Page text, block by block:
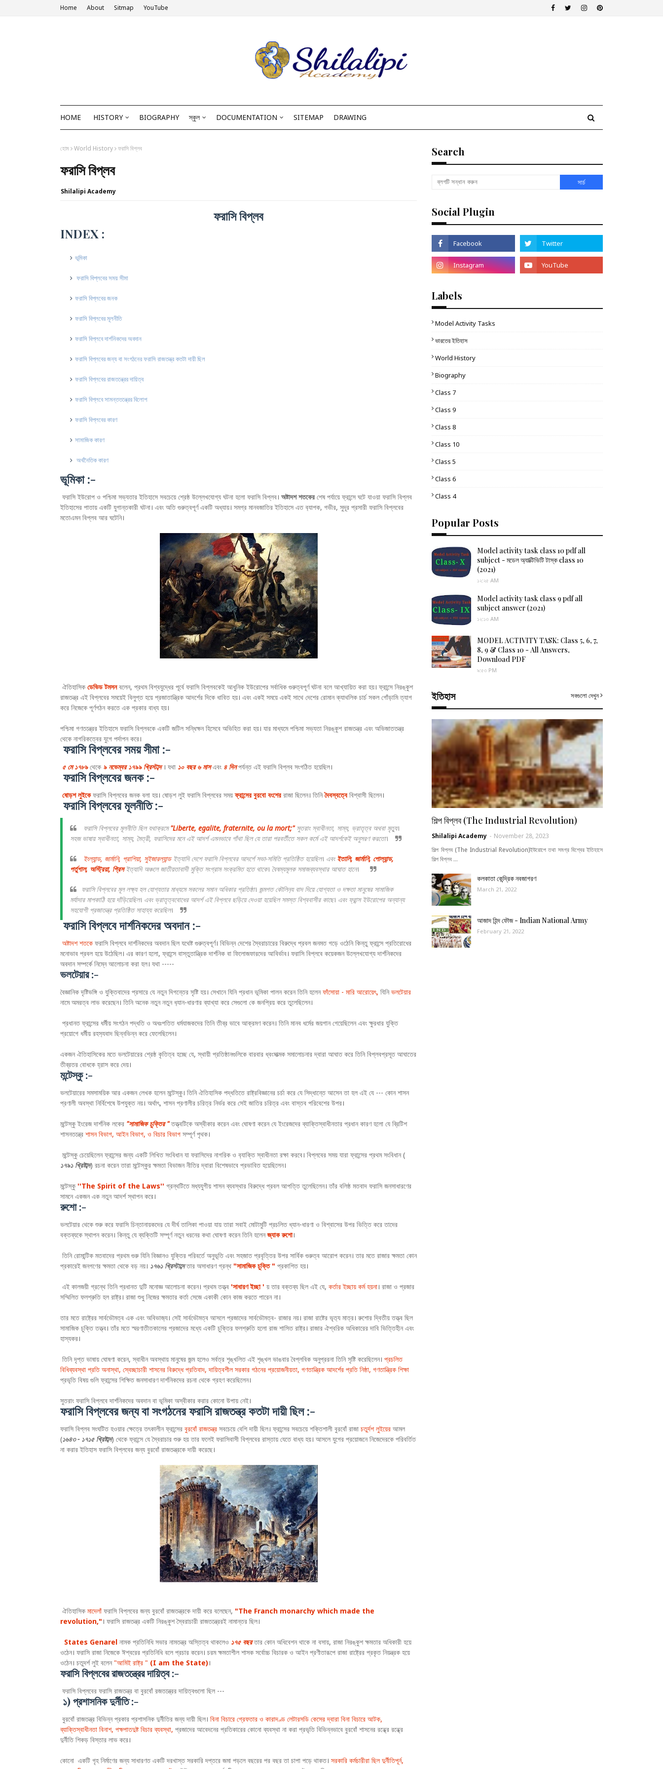
Home About Sitmap YouTube
HOME HISTORY BIOGRAPHY স্কুল DOCUMENTATION SITEMAP DRAWING
হোম World History ফরাসি বিপ্লব
ফরাসি বিপ্লব
Shilalipi Academy
ফরাসি বিপ্লব
INDEX :
ভূমিকা
ফরাসি বিপ্লবের সময় সীমা
ফরাসি বিপ্লবের জনক
ফরাসি বিপ্লবের মূলনীতি
ফরাসি বিপ্লবে দার্শনিকদের অবদান
ফরাসি বিপ্লবের জন্য বা সংগঠনের ফরাসি রাজতন্ত্র কতটা দায়ী ছিল
ফরাসি বিপ্লবের রাজতন্ত্রের দায়িত্ব
ফরাসি বিপ্লবে সামন্ততন্ত্রের বিলোপ
ফরাসি বিপ্লবের কারণ
সামাজিক কারণ
অর্থনৈতিক কারণ
ভূমিকা :-
ফরাসি ইউরোপ ও পশ্চিমা সভ্যতার ইতিহাসে সবচেয়ে শ্রেষ্ঠ উল্লেখযোগ্য ঘটনা হলো ফরাসি বিপ্লব। অষ্টাদশ শতকের শেষ পর্যায়ে ফ্রান্সে ঘটে যাওয়া ফরাসি বিপ্লব
ইতিহাসের পাতায় একটি যুগান্তকারী ঘটনা। এবং অতি গুরুত্বপূর্ণ একটি অধ্যায়। সমগ্র মানবজাতির ইতিহাসে এত ব‍্যাপক, গভীর, সুদূর প্রসারী ফরাসি বিপ্লবের
মতোএমন বিপ্লব আর ঘটেনি।
ঐতিহাসিক ডেভিড টমসনবলেন, প্রথম বিশ্বযুদ্ধের পূর্বে ফরাসি বিপ্লবকেই আধুনিক ইউরোপের সর্বাধিক গুরুত্বপূর্ণ ঘটনা বলে আখ্যায়িত করা হয়। ফ্রান্সে নিরঙ্কুশ
রাজতন্ত্র এই বিপ্লবের সময়েই বিলুপ্ত হয়ে প্রজাতান্ত্রিক আদর্শের দিকে ধাবিত হয়। এবং একই সময়ে একই সাথে দেশের রোমান ক্যাথলিক চার্চ সকল গোঁড়ামি ত্যাগ
করে নিজেকে পূর্ণগঠন করতে এক প্রকার বাধ্য হয়।
পশ্চিমা গণতন্ত্রের ইতিহাসে ফরাসি বিপ্লবকে একটি জটিল সন্ধিক্ষন হিসেবে অভিহিত করা হয়। যার মাধ্যমে পশ্চিমা সভ্যতা নিরঙ্কুশ রাজতন্ত্র এবং অভিজাততন্ত্র
থেকে নাগরিকত্বের যুগে পর্দাপন করে।
ফরাসি বিপ্লবের সময় সীমা :-
৫ মে ১৭৮৯ থেকে ৯ নভেম্বর ১৭৯৯ খ্রিস্টাব্দ । যথা ১০ বছর ৬ মাস এবং ৪ দিন পর্যন্ত এই ফরাসি বিপ্লব সংগঠিত হয়েছিল।
ফরাসি বিপ্লবের জনক :-
ষোড়শ লুইকেফরাসি বিপ্লবের জনক বলা হয়। ষোড়শ লুই ফরাসি বিপ্লবের সময়ফ্রান্সের বুরবো বংশের রাজা ছিলেন। তিনি দৈবস্বত্বে বিশ্বাসী ছিলেন।
ফরাসি বিপ্লবের মূলনীতি :-
ফরাসি বিপ্লবের মূলনীতি ছিল যথাক্রমে"Liberte, egalite, fraternite, ou la mort;" সুতরাং স্বাধীনতা, সাম্য, ভ্রাতৃত্ব অথবা মৃত্যু।
সহজ ভাষায় স্বাধীনতা, সাম্য, মৈত্রী, ফরাসিদের মনে এই আদর্শ এমনভাবে গাঁথা ছিল যে তারা পরবর্তীতে সকল কর্মে এই আদর্শকেই অনুসরণ করতো।
ইংল্যান্ড, জার্মানি, প্রাশিয়া, সুইজারল্যান্ডইত্যাদি দেশে ফরাসি বিপ্লবের আদর্শে সভা-সমিতি প্রতিষ্ঠিত হয়েছিল। এবং ইতালি, জার্মানি, পোল্যান্ড,
পর্তুগাল, অস্ট্রিয়া, গ্রিসইত্যাদি অঞ্চলে জাতীয়তাবাদী মুক্তি সংগ্রাম সংক্রমিত হতে থাকে। বৈষম্যমূলক সমাজব্যবস্থার আঘাত হানে।
ফরাসি বিপ্লবের মূল লক্ষ্য হল যোগ্যতার মাধ্যমে সকলের সমান অধিকার প্রতিষ্ঠা। জন্মগত কৌলিন‍্য বাদ দিয়ে যোগ্যতা ও দক্ষতা মানুষের সামাজিক
মর্যাদার মাপকাঠি হয়ে দাঁড়িয়েছিল। এবং ভ্রাতৃত্ববোধের আদর্শ এই বিপ্লবে ছড়িয়ে দেওয়া হয়েছিল সমস্ত বিশ্ববাসীর কাছে। এবং ফ্রান্স ইউরোপের অন্যান্য
সহযোগী প্রজাতন্ত্র প্রতিষ্ঠিত সাহায্য করেছিল।
ফরাসি বিপ্লবে দার্শনিকদের অবদান :-
অষ্টাদশ শতকে ফরাসি বিপ্লবে দার্শনিকদের অবদান ছিল যথেষ্ট গুরুত্বপূর্ণ। বিভিন্ন দেশের স্বৈরাচারের বিরুদ্ধে প্রবল জনমত গড়ে ওঠেনি কিন্তু ফ্রান্সে প্রতিরোধের
মনোভাব প্রবল হয়ে উঠেছিল। এর কারণ হলো, ফ্রান্সে বাস্তুতান্ত্রিক দার্শনিক বা ফিলোজফারদের আবির্ভাব। ফরাসি বিপ্লবে কয়েকজন উল্লেখযোগ্য দার্শনিকদের
অবদান সম্পর্কে নিম্নে আলোচনা করা হল। যথা -----
ভলটেয়ার :-
বৈজ্ঞানিক দৃষ্টিভঙ্গি ও যুক্তিবাদের প্রসারে যে নতুন দিগন্তের সৃষ্টি হয়। সেখানে যিনি প্রধান ভূমিকা পালন করেন তিনি হলেনফাঁসোয়া - মারি আরোয়েৎ, যিনিভলটেয়ার
নামে অমরত্ব লাভ করেছেন। তিনি অনেক নতুন নতুন ধ‍্যান-ধারণার ব্যাখ্যা করে সেগুলো কে জনপ্রিয় করে তুলেছিলেন।
প্রধানত ফ্রান্সের ধর্মীয় সংগঠন পদ্ধতি ও অধঃপতিত ধর্মযাজকদের তিনি তীব্র ভাবে আক্রমণ করেন। তিনি মানব ধর্মের জয়গান গেয়েছিলেন এবং ক্ষুরধার যুক্তি
প্রয়োগে ধর্মীয় রহস‍্যবাদ ছিন্নভিন্ন করে ফেলেছিলেন।
একজন ঐতিহাসিকের মতে ভলটেয়ারের শ্রেষ্ঠ কৃতিত্ব হচ্ছে যে, স্থায়ী প্রতিষ্ঠানগুলিকে বারবার ধ্বংসাত্মক সমালোচনার দ্বারা আঘাত করে তিনি বিপ্লবপ্রসূত আঘাতের
তীব্রতর বোধকে হ্রাস করে দেয়।
মন্টেস্কু :-
ভলটেয়ারের সমসাময়িক আর একজন লেখক হলেন মন্টেস্কু। তিনি ঐতিহাসিক পদ্ধতিতে রাষ্ট্রবিজ্ঞানের চর্চা করে যে সিদ্ধান্তে আসেন তা হল এই যে --- কোন শাসন
প্রণালী অবস্থা নির্বিশেষে উপযুক্ত নয়। অর্থাৎ, শাসন প্রণালীর চরিত্র নির্ভর করে সেই জাতির চরিত্র এবং বাস্তব পরিবেশের উপর।
মন্টেস্কু ইংরেজ দার্শনিক লকের "সামাজিক চুক্তির " তত্ত্বটিকে অস্বীকার করেন এবং ঘোষণা করেন যে ইংরেজদের ব্যাক্তিস্বাধীনতার প্রধান কারণ হলো যে ব্রিটিশ
শাসনতন্ত্রে শাসন বিভাগ, আইন বিভাগ, ও বিচার বিভাগ সম্পূর্ণ পৃথক।
মন্টেস্কু চেয়েছিলেন ফ্রান্সের জন্য একটি লিখিত সংবিধান যা ফরাসিদের নাগরিক ও ব‍্যাক্তি স্বাধীনতা রক্ষা করবে। বিপ্লবের সময় যারা ফ্রান্সের প্রথম সংবিধান (
১৭৯১ খ্রিষ্টাব্দ) রচনা করেন তারা মন্টেস্কুর ক্ষমতা বিভাজন নীতির দ্বারা বিশেষভাবে প্রভাবিত হয়েছিলেন।
মন্টেস্কু ''The Spirit of the Laws'' গ্রন্থটিতে মধ্যযুগীয় শাসন ব্যবস্থার বিরুদ্ধে প্রবল আপত্তি তুলেছিলেন। তাঁর বলিষ্ঠ মতবাদ ফরাসি জনসাধারণের
সামনে একজন এক নতুন আদর্শ স্থাপন করে।
রুশো :-
ভলটেয়ার থেকে শুরু করে ফরাসি চিন্তানায়কদের যে দীর্ঘ তালিকা পাওয়া যায় তারা সবাই মোটামুটি প্রচলিত ধ্যান-ধারণা ও বিশ্বাসের উপর ভিত্তি করে তাদের
বক্তব্যকে স্থাপন করেন। কিন্তু যে ব্যক্তিটি সম্পূর্ণ নতুন ধরনের কথা ঘোষণা করেন তিনি হলেনজ্যাক রুশো।
তিনি রোমান্টিক মতবাদের প্রথম গুরু যিনি বিজ্ঞানও যুক্তির পরিবর্তে অনুভূতি এবং সহজাত প্রবৃত্তির উপর সার্বিক গুরুত্ব আরোপ করেন। তার মতে রাজার ক্ষমতা কোন
প্রকারেই জনগণের ক্ষমতা থেকে বড় নয়। ১৭৬১ খ্রিস্টাব্দেতার অসাধারণ গ্রন্থ "সামাজিক চুক্তি " প্রকাশিত হয়।
এই কালজয়ী গ্রন্থে তিনি প্রধানত দুটি মনোজ্ঞ আলোচনা করেন। প্রথম তত্ত্ব 'সাধারণ ইচ্ছা ' য় তার বক্তব্য ছিল এই যে, কর্তার ইচ্ছায় কর্ম হয়না। রাজা ও প্রজার
সম্মিলিত ফলশ্রুতি হল রাষ্ট্র। রাজা শুধু নিজের ক্ষমতার কর্তা সেজে একাকী কোন কাজ করতে পারেন না।
তার মতে রাষ্ট্রের সার্বভৌমত্ব এক এবং অবিভাজ‍্য। সেই সার্বভৌমত্ব আসলে প্রজাদের সার্বভৌমত্ব- রাজার নয়। রাজা রাষ্টের ভৃত‍্য মাত্র। রুশোর দ্বিতীয় তত্ত্ব ছিল
সামাজিক চুক্তি তত্ত্ব। তাঁর মতে স্মরণাতীতকালের প্রজাদের মধ্যে একটি চুক্তির ফলশ্রুতি হলো রাজ শাসিত রাষ্ট্র। রাজার ঐশ্বরিক অধিকারের দাবি ভিত্তিহীন এবং
হাস্যকর।
তিনি দৃপ্ত ভাষায় ঘোষণা করেন, স্বাধীন অবস্থায় মানুষের জন্ম হলেও সর্বত্র শৃঙ্খলিত এই শৃঙ্খল ভাঙবার বৈপ্লবিক অনুপ্ররনা তিনি সৃষ্টি করেছিলেন। প্রচলিত
বিধিব্যবস্থা প্রতি অনাস্থা, স্বেচ্ছাচারী শাসনের বিরুদ্ধে প্রতিবাদ, দায়িত্বশীল সরকার গঠনের প্রয়োজনীয়তা, গণতান্ত্রিক আদর্শের প্রতি নিষ্ঠা, গণতান্ত্রিক শিক্ষা
প্রভৃতি বিষয় গুলি ফ্রান্সের শিক্ষিত জনসাধারণ দার্শনিকদের রচনা থেকে গ্রহণ করেছিলেন।
সুতরাং ফরাসি বিপ্লবে দার্শনিকদের অবদান বা ভূমিকা অস্বীকার করার কোনো উপায় নেই।
ফরাসি বিপ্লবের জন্য বা সংগঠনের ফরাসি রাজতন্ত্র কতটা দায়ী ছিল :-
ফরাসি বিপ্লব সংঘটিত হওয়ার ক্ষেত্রে তৎকালীন ফ্রান্সের বুরবোঁ রাজতন্ত্র সবচেয়ে বেশি দায়ী ছিল। ফ্রান্সের সবচেয়ে শক্তিশালী বুরবোঁ রাজা চতুর্দশ লুইয়ের আমল
(১৬৪৩ - ১৭১৫ খ্রিষ্টাব্দ) থেকে ফ্রান্সে যে স্বৈরাচার শুরু হয় তার ফলেই ফরাসিবাসী বিপ্লবের রাস্তায় যেতে বাধ্য হয়। আসলে যুগের প্রয়োজনে নিজেদেরকে পরিবর্তিত
না করার ইতিহাস ফরাসি বিপ্লবের জন্য বুরবোঁ রাজতন্ত্রকে দায়ী করেছে।
ঐতিহাসিক মাদেলাঁ ফরাসি বিপ্লবের জন্য বুরবোঁ রাজতন্ত্রকে দায়ী করে বলেছেন, "The Franch monarchy which made the
revolution," । ফরাসি রাজতন্ত্র একটি নিরঙ্কুশ স্বৈরাচারী রাজতন্ত্রেরই নামান্তর ছিল।
States Genarel নামক প্রতিনিধি সভার নামতন্ত্র অস্তিত্ব থাকলেও ১৭৫ বছর তার কোন অধিবেশন থাকে না বসায়, রাজা নিরঙ্কুশ ক্ষমতার অধিকারী হয়ে
ওঠেন। ফরাসি রাজা নিজেকে ঈশ্বরের প্রতিনিধি বলে প্রচার করেন। চরম ক্ষমতাশীল শাসক সর্বোচ্চ বিচারক ও আইন প্রণীতারূপে রাজা রাষ্ট্রের প্রকৃত নিয়ন্ত্রক হয়ে
ওঠেন। চতুদর্শ লুই বলেন "আমিই রাষ্ট্র " (I am the State)।
ফরাসি বিপ্লবের রাজতন্ত্রের দায়িত্ব :-
ফরাসি বিপ্লবের ফরাসি রাজতন্ত্র বা বুরবোঁ রজতন্ত্রের দায়িত্বগুলো ছিল ---
১) প্রশাসনিক দুর্নীতি :-
বুরবোঁ রাজতন্ত্র বিভিন্ন প্রকার প্রশাসনিক দুর্নীতির জন্য দায়ী ছিল। বিনা বিচারে গ্রেফতার ও কারাদণ্ড লেটারসডি কেসের দ্বারা বিনা বিচারে আটক,
ব্যাক্তিস্বাধীনতা বিনাশ, পক্ষপাতদুষ্ট বিচার ব্যবস্থা, প্রজাদের আবেদনের প্রতিকারের কোনো ব্যবস্থা না করা প্রভৃতি বিভিন্নভাবে বুরবোঁ শাসনের রন্ধ্রে রন্ধ্রে
দুর্নীতি শিকড় বিস্তার লাভ করে।
কোনো একটি গৃহ নির্মাণের জন্য সাধারণত একটি দরখাস্ত সরকারি দপ্তরে জমা পড়লে বছরের পর বছর তা চাপা পড়ে থাকত। সরকারি কর্মচারীরা ছিল দুর্নীতিপূর্ন,
Search
Social Plugin
Labels
Model Activity Tasks
ভারতের ইতিহাস
World History
Biography
Class 7
Class 9
Class 8
Class 10
Class 5
Class 6
Class 4
Popular Posts
Model activity task class 10 pdf all
subject - মডেল অ্যাক্টিভিটি টাস্ক class 10
(2021)
১২:২৫ AM
Model activity task class 9 pdf all
subject answer (2021)
১২:১৩ AM
MODEL ACTIVITY TASK: Class 5, 6, 7,
8, 9 & Class 10 - All Answers,
Download PDF
৯:৫৩ PM
ইতিহাস সবগুলো দেখুন
শিল্প বিপ্লব (The Industrial Revolution)
Shilalipi Academy - November 28, 2023
শিল্প বিপ্লব (The Industrial Revolution)ইউরোপে তথা সমগ্র বিশ্বের ইতিহাসে
শিল্প বিপ্লব …
কলকাতা কেন্দ্রিক নবজাগরণ
March 21, 2022
আজাদ হিন্দ ফৌজ - Indian National Army
February 21, 2022